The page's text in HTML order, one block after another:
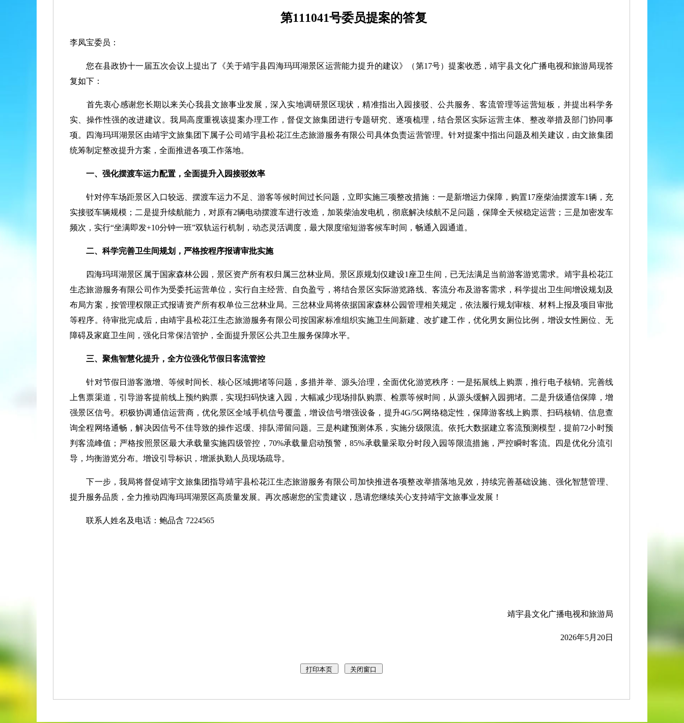
第111041号委员提案的答复
李凤宝委员：
您在县政协十一届五次会议上提出了《关于靖宇县四海玛珥湖景区运营能力提升的建议》（第17号）提案收悉，靖宇县文化广播电视和旅游局现答
复如下：
首先衷心感谢您长期以来关心我县文旅事业发展，深入实地调研景区现状，精准指出入园接驳、公共服务、客流管理等运营短板，并提出科学务
实、操作性强的改进建议。我局高度重视该提案办理工作，督促文旅集团进行专题研究、逐项梳理，结合景区实际运营主体、整改举措及部门协同事
项。四海玛珥湖景区由靖宇文旅集团下属子公司靖宇县松花江生态旅游服务有限公司具体负责运营管理。针对提案中指出问题及相关建议，由文旅集团
统筹制定整改提升方案，全面推进各项工作落地。
一、强化摆渡车运力配置，全面提升入园接驳效率
针对停车场距景区入口较远、摆渡车运力不足、游客等候时间过长问题，立即实施三项整改措施：一是新增运力保障，购置17座柴油摆渡车1辆，充
实接驳车辆规模；二是提升续航能力，对原有2辆电动摆渡车进行改造，加装柴油发电机，彻底解决续航不足问题，保障全天候稳定运营；三是加密发车
频次，实行“坐满即发+10分钟一班”双轨运行机制，动态灵活调度，最大限度缩短游客候车时间，畅通入园通道。
二、科学完善卫生间规划，严格按程序报请审批实施
四海玛珥湖景区属于国家森林公园，景区资产所有权归属三岔林业局。景区原规划仅建设1座卫生间，已无法满足当前游客游览需求。靖宇县松花江
生态旅游服务有限公司作为受委托运营单位，实行自主经营、自负盈亏，将结合景区实际游览路线、客流分布及游客需求，科学提出卫生间增设规划及
布局方案，按管理权限正式报请资产所有权单位三岔林业局。三岔林业局将依据国家森林公园管理相关规定，依法履行规划审核、材料上报及项目审批
等程序。待审批完成后，由靖宇县松花江生态旅游服务有限公司按国家标准组织实施卫生间新建、改扩建工作，优化男女厕位比例，增设女性厕位、无
障碍及家庭卫生间，强化日常保洁管护，全面提升景区公共卫生服务保障水平。
三、聚焦智慧化提升，全方位强化节假日客流管控
针对节假日游客激增、等候时间长、核心区域拥堵等问题，多措并举、源头治理，全面优化游览秩序：一是拓展线上购票，推行电子核销。完善线
上售票渠道，引导游客提前线上预约购票，实现扫码快速入园，大幅减少现场排队购票、检票等候时间，从源头缓解入园拥堵。二是升级通信保障，增
强景区信号。积极协调通信运营商，优化景区全域手机信号覆盖，增设信号增强设备，提升4G/5G网络稳定性，保障游客线上购票、扫码核销、信息查
询全程网络通畅，解决因信号不佳导致的操作迟缓、排队滞留问题。三是构建预测体系，实施分级限流。依托大数据建立客流预测模型，提前72小时预
判客流峰值；严格按照景区最大承载量实施四级管控，70%承载量启动预警，85%承载量采取分时段入园等限流措施，严控瞬时客流。四是优化分流引
导，均衡游览分布。增设引导标识，增派执勤人员现场疏导。
下一步，我局将督促靖宇文旅集团指导靖宇县松花江生态旅游服务有限公司加快推进各项整改举措落地见效，持续完善基础设施、强化智慧管理、
提升服务品质，全力推动四海玛珥湖景区高质量发展。再次感谢您的宝贵建议，恳请您继续关心支持靖宇文旅事业发展！
联系人姓名及电话：鲍品含 7224565
靖宇县文化广播电视和旅游局
2026年5月20日